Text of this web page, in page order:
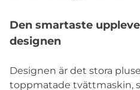
Den smartaste
designen
Designen är det stora
toppmatade tvättmaskin,